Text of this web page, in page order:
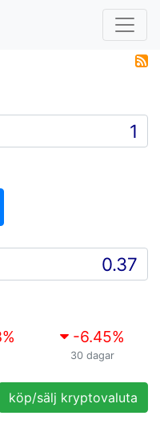
% -6.45%
30 dagar
köp/sälj kryptovaluta